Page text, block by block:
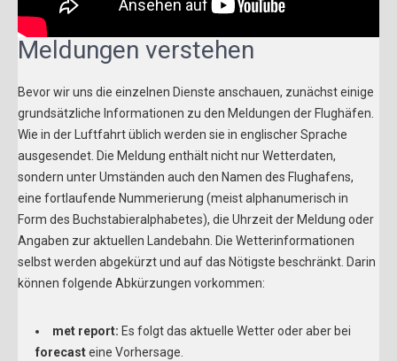
Meldungen verstehen
Bevor wir uns die einzelnen Dienste anschauen, zunächst einige
grundsätzliche Informationen zu den Meldungen der Flughäfen.
Wie in der Luftfahrt üblich werden sie in englischer Sprache
ausgesendet. Die Meldung enthält nicht nur Wetterdaten,
sondern unter Umständen auch den Namen des Flughafens,
eine fortlaufende Nummerierung (meist alphanumerisch in
Form des Buchstabieralphabetes), die Uhrzeit der Meldung oder
Angaben zur aktuellen Landebahn. Die Wetterinformationen
selbst werden abgekürzt und auf das Nötigste beschränkt. Darin
können folgende Abkürzungen vorkommen:
met report: Es folgt das aktuelle Wetter oder aber bei
forecasteine Vorhersage.